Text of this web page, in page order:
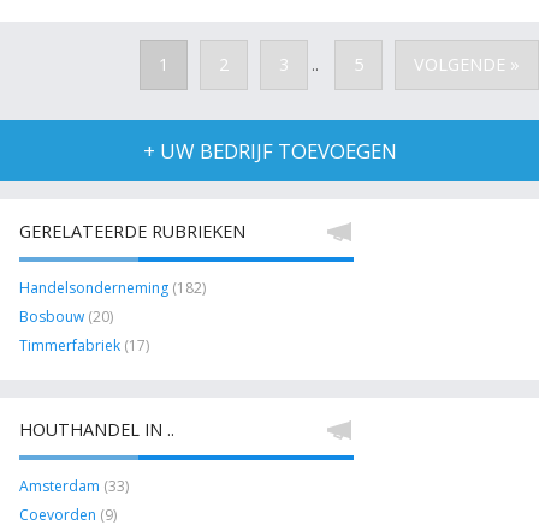
1 2 3 .. 5 VOLGENDE »
+ UW BEDRIJF TOEVOEGEN
GERELATEERDE RUBRIEKEN
Handelsonderneming (182)
Bosbouw (20)
Timmerfabriek (17)
HOUTHANDEL IN ..
Amsterdam (33)
Coevorden (9)